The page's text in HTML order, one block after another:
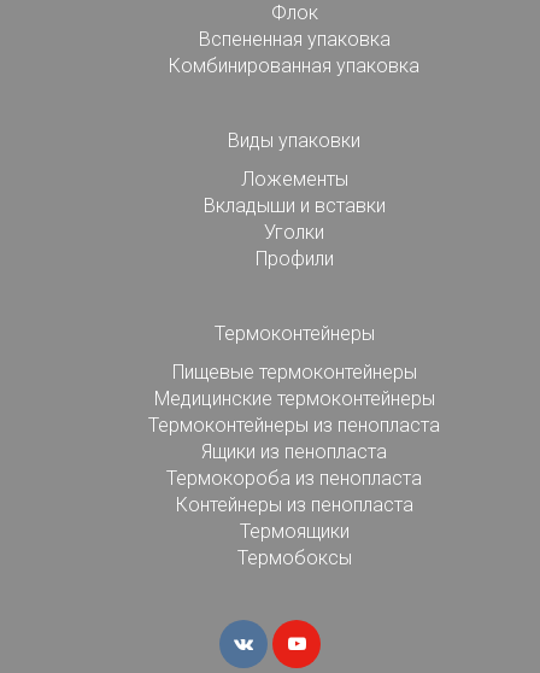
Флок
Вспененная упаковка
Комбинированная упаковка
Виды упаковки
Ложементы
Вкладыши и вставки
Уголки
Профили
Термоконтейнеры
Пищевые термоконтейнеры
Медицинские термоконтейнеры
Термоконтейнеры из пенопласта
Ящики из пенопласта
Термокороба из пенопласта
Контейнеры из пенопласта
Термоящики
Термобоксы